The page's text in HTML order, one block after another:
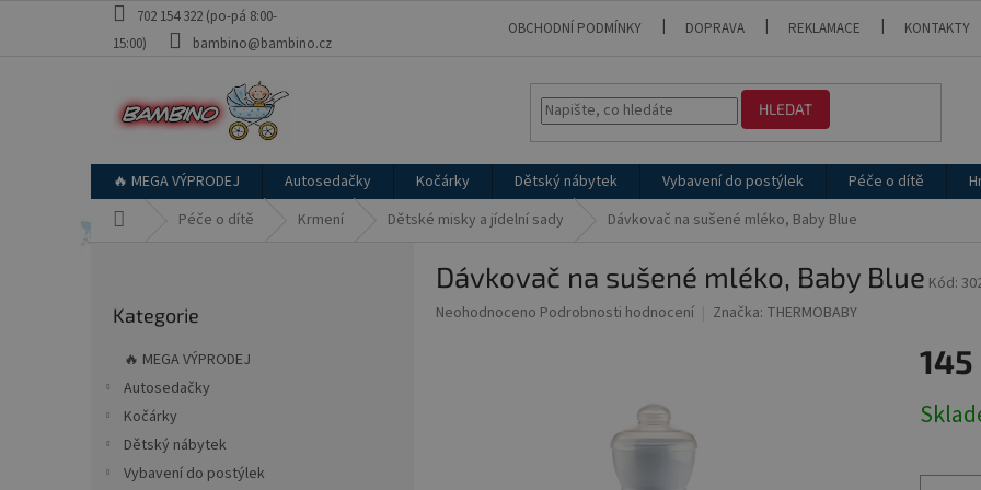
702 154 322 (po-pá 8:00-
15:00)
bambino@bambino.cz
OBCHODNÍ PODMÍNKY DOPRAVA REKLAMACE KONTAKTY
HLEDAT
🔥 MEGA VÝPRODEJ Autosedačky Kočárky Dětský nábytek Vybavení do postýlek Péče o dítě
Péče o dítě Krmení Dětské misky a jídelní sady Dávkovač na sušené mléko, Baby Blue
kategorie
Kategorie
🔥 MEGA VÝPRODEJ
Autosedačky
Kočárky
Dětský nábytek
Vybavení do postýlek
Dávkovač na sušené mléko, Baby Blue Kód:
Průměrné
Neohodnoceno Podrobnosti hodnocení Značka: THERMOBABY
145
cena: